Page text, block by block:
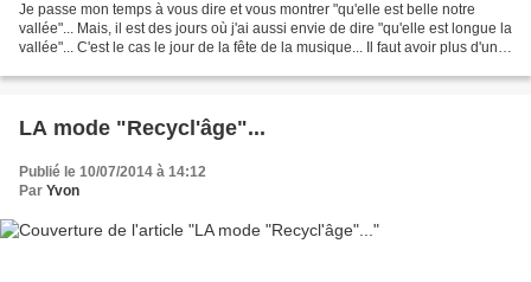
Je passe mon temps à vous dire et vous montrer "qu'elle est belle notre
vallée"... Mais, il est des jours où j'ai aussi envie de dire "qu'elle est longue la
vallée"... C'est le cas le jour de la fête de la musique... Il faut avoir plus d'une
LA mode "Recycl'âge"...
Publié le 10/07/2014 à 14:12
Par Yvon